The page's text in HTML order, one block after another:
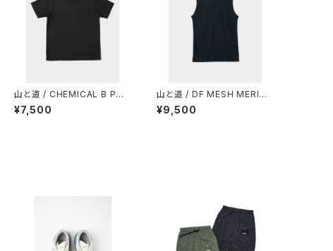
山と道 / CHEMICAL B POC
KET T-SHIRT（UNISEX）
¥7,500
山と道 / DF MESH MERINO
SLEEVELESS（MEN）
¥9,500